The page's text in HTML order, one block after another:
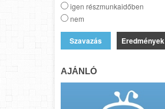
igen részmunkaidőben
nem
Eredmények
AJÁNLÓ